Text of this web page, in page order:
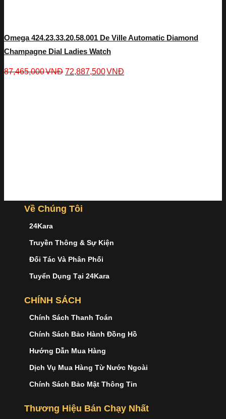
Omega 424.23.33.20.58.001 De Ville Automatic Diamond
Champagne Dial Ladies Watch
87,465,000VNĐ 72,887,500VNĐ
Về Chúng Tôi
24Kara
Truyền Thông & Sự Kiện
Đối Tác Và Phân Phối
Tuyển Dụng Tại 24Kara
CHÍNH SÁCH
Chính Sách Thanh Toán
Chính Sách Bảo Hành Đồng Hồ
Hướng Dẫn Mua Hàng
Dịch Vụ Mua Hàng Từ Nước Ngoài
Chính Sách Bảo Mật Thông Tin
Thương Hiệu Bán Chạy Nhất